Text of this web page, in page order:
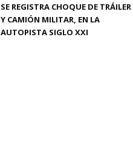
SE REGISTRA CHOQUE DE TRÁILER
Y CAMIÓN MILITAR, EN LA
AUTOPISTA SIGLO XXI